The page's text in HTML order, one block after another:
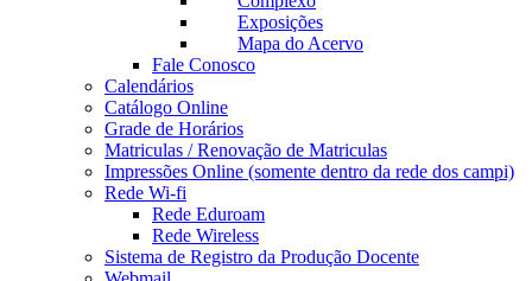
Exposições
Mapa do Acervo
Fale Conosco
Calendários
Catálogo Online
Grade de Horários
Matriculas / Renovação de Matriculas
Impressões Online (somente dentro da rede dos campi)
Rede Wi-fi
Rede Eduroam
Rede Wireless
Sistema de Registro da Produção Docente